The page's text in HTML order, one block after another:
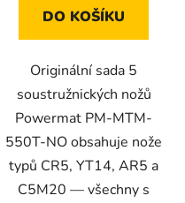
DO KOŠÍKU
Originální sada 5
soustružnických nožů
Powermat PM-MTM-
550T-NO obsahuje nože
typů CR5, YT14, AR5 a
C5M20 — všechny s